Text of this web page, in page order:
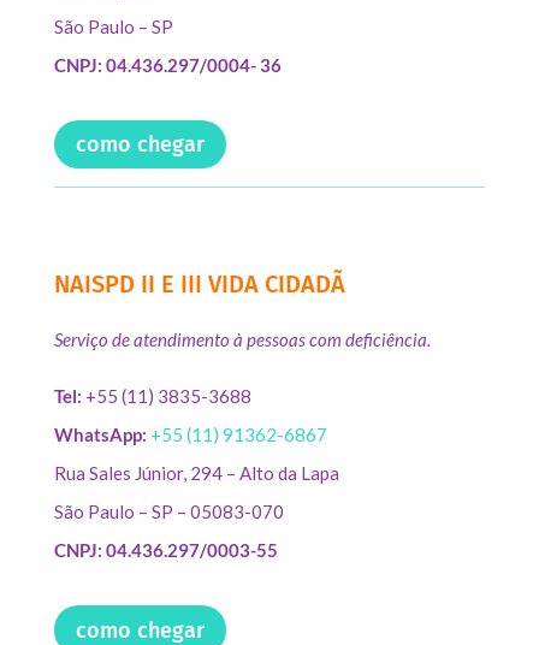
São Paulo – SP
CNPJ: 04.436.297/0004- 36
como chegar
NAISPD II E III VIDA CIDADÃ
Serviço de atendimento à pessoas com deficiência.
Tel: +55 (11) 3835-3688
WhatsApp: +55 (11) 91362-6867
Rua Sales Júnior, 294 – Alto da Lapa
São Paulo – SP – 05083-070
CNPJ: 04.436.297/0003-55
como chegar